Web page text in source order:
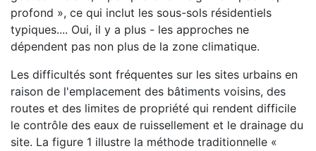
profond », ce qui inclut les sous-sols résidentiels
typiques.... Oui, il y a plus - les approches ne
dépendent pas non plus de la zone climatique.
Les difficultés sont fréquentes sur les sites urbains en
raison de l'emplacement des bâtiments voisins, des
routes et des limites de propriété qui rendent difficile
le contrôle des eaux de ruissellement et le drainage du
site. La figure 1 illustre la méthode traditionnelle «